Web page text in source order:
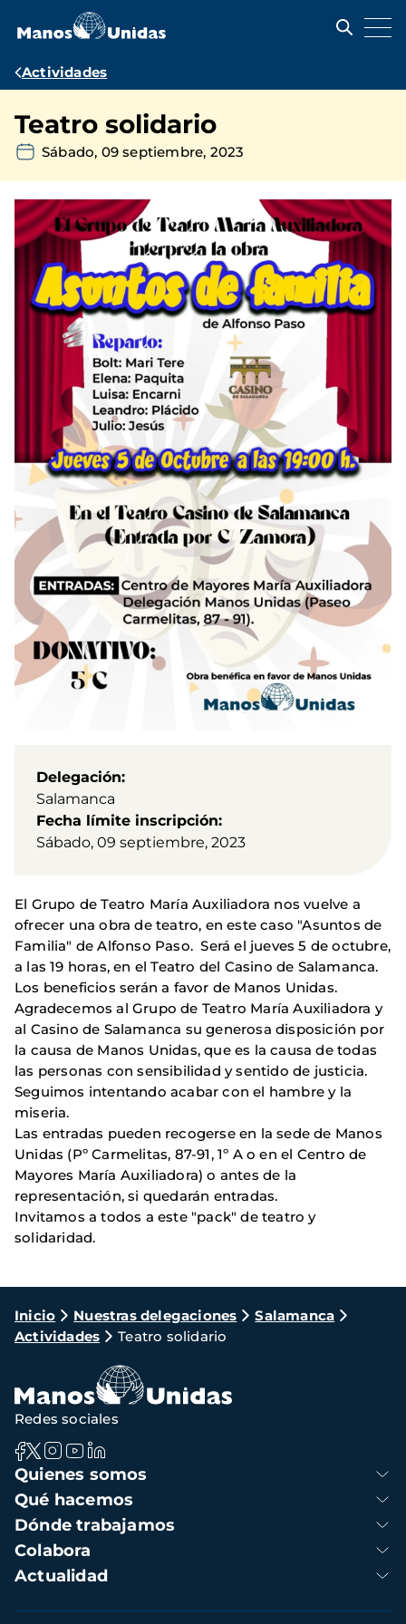
contenido
Ruta
navegación
Actividades
Teatro solidario
Sábado, 09 septiembre, 2023
Delegación
Salamanca
Fecha límite inscripción
Sábado, 09 septiembre, 2023
El Grupo de Teatro María Auxiliadora nos vuelve a
ofrecer una obra de teatro, en este caso "Asuntos de
Familia" de Alfonso Paso. Será el jueves 5 de octubre,
a las 19 horas, en el Teatro del Casino de Salamanca.
Los beneficios serán a favor de Manos Unidas.
Agradecemos al Grupo de Teatro María Auxiliadora y
al Casino de Salamanca su generosa disposición por
la causa de Manos Unidas, que es la causa de todas
las personas con sensibilidad y sentido de justicia.
Seguimos intentando acabar con el hambre y la
miseria.
Las entradas pueden recogerse en la sede de Manos
Unidas (Pº Carmelitas, 87-91, 1º A o en el Centro de
Mayores María Auxiliadora) o antes de la
representación, si quedarán entradas.
Invitamos a todos a este "pack" de teatro y
solidaridad.
Ruta
de
navegación
Inicio Nuestras delegaciones
Salamanca
Actividades
Teatro solidario
Navegación
principal
Quienes somos
Qué hacemos
Dónde trabajamos
Colabora
Actualidad
Redes sociales